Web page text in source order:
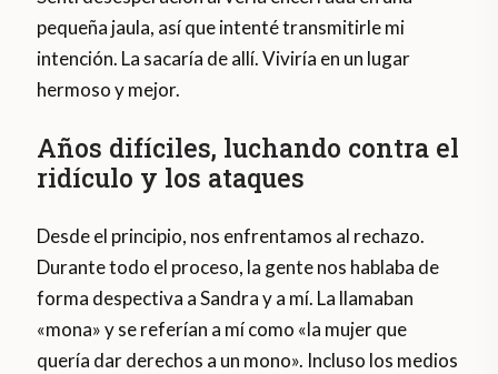
pequeña jaula, así que intenté transmitirle mi
intención. La sacaría de allí. Viviría en un lugar
hermoso y mejor.
Años difíciles, luchando contra el
ridículo y los ataques
Desde el principio, nos enfrentamos al rechazo.
Durante todo el proceso, la gente nos hablaba de
forma despectiva a Sandra y a mí. La llamaban
«mona» y se referían a mí como «la mujer que
quería dar derechos a un mono». Incluso los medios